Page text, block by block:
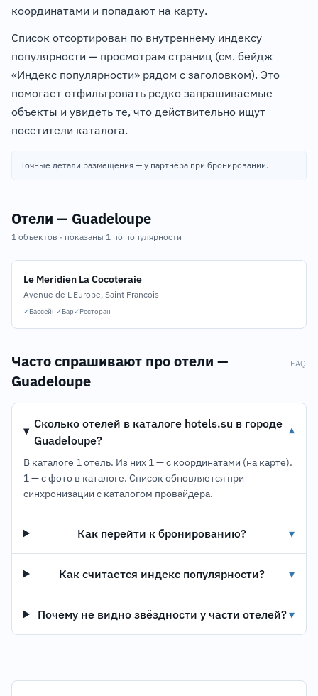
координатами и попадают на карту.
Список отсортирован по внутреннему индексу
популярности — просмотрам страниц (см. бейдж
«Индекс популярности» рядом с заголовком). Это
помогает отфильтровать редко запрашиваемые
объекты и увидеть те, что действительно ищут
посетители каталога.
Точные детали размещения — у партнёра при бронировании.
Отели — Guadeloupe
1 объектов · показаны 1 по популярности
Le Meridien La Cocoteraie
Avenue de L'Europe, Saint Francois
✓Бассейн✓Бар✓Ресторан
Часто спрашивают про отели —
Guadeloupe
FAQ
Сколько отелей в каталоге hotels.su в городе
Guadeloupe?
▾
В каталоге 1 отель. Из них 1 — с координатами (на карте).
1 — с фото в каталоге. Список обновляется при
синхронизации с каталогом провайдера.
Как перейти к бронированию? ▾
Как считается индекс популярности? ▾
Почему не видно звёздности у части отелей?▾